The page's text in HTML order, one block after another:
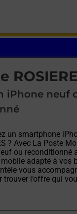
iPhone neuf
un smartphone
? Avec La Poste
ou reconditionné
adapté à vos
vous
trouver l’offre qui
un nouvel onglet